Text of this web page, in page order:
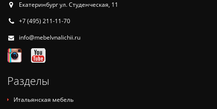
Екатеринбург ул. Студенческая, 11
+7 (495) 211-11-70
info@mebelvnalichii.ru
Разделы
Итальянская мебель